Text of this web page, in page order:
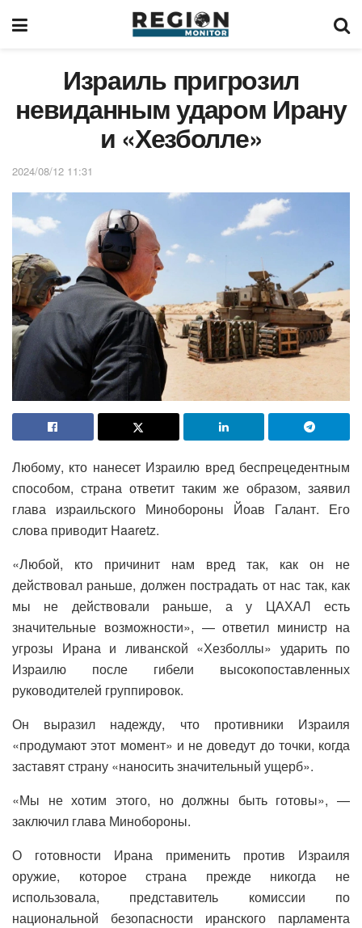
Израиль пригрозил
невиданным ударом Ирану
и «Хезболле»
2024/08/12 11:31
Любому, кто нанесет Израилю вред беспрецедентным
способом, страна ответит таким же образом, заявил
глава израильского Минобороны Йоав Галант. Его
слова приводит Haaretz.
«Любой, кто причинит нам вред так, как он не
действовал раньше, должен пострадать от нас так, как
мы не действовали раньше, а у ЦАХАЛ есть
значительные возможности», — ответил министр на
угрозы Ирана и ливанской «Хезболлы» ударить по
Израилю после гибели высокопоставленных
руководителей группировок.
Он выразил надежду, что противники Израиля
«продумают этот момент» и не доведут до точки, когда
заставят страну «наносить значительный ущерб».
«Мы не хотим этого, но должны быть готовы», —
заключил глава Минобороны.
О готовности Ирана применить против Израиля
оружие, которое страна прежде никогда не
использовала, представитель комиссии по
национальной безопасности иранского парламента